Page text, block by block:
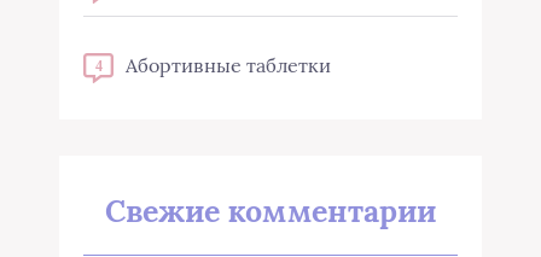
4 Абортивные таблетки
Свежие комментарии